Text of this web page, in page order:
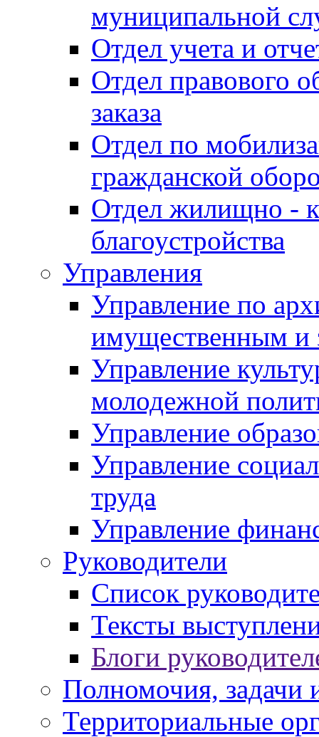
муниципальной
Отдел учета и
Отдел правового
заказа
Отдел по
гражданской
Отдел жилищно -
благоустройства
Управления
Управление по
имущественным и
Управление
молодежной
Управление
Управление
труда
Управление
Руководители
Список
Тексты
Блоги
Полномочия, задачи
Территориальные